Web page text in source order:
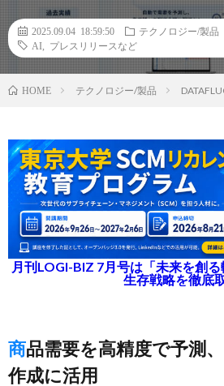
2025.09.04 18:59:50
テクノロジー/製品
AI
プレスリリースなど
HOME テクノロジー/製品
月刊LOGI-BIZ 7月号は「未来を創
生存戦略を徹底
商品需要を高精度で予測、配車・人員計画
作成に活用